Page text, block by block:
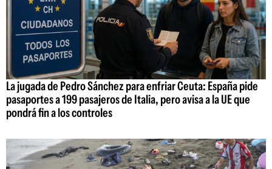
La jugada de Pedro Sánchez para enfriar Ceuta: España pide
pasaportes a 199 pasajeros de Italia, pero avisa a la UE que
pondrá fin a los controles